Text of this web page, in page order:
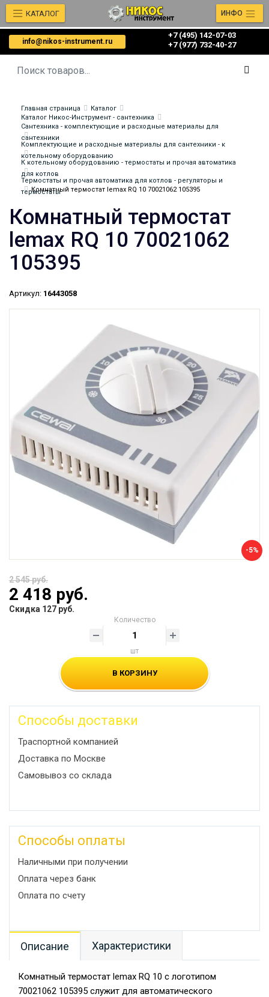
info@nikos-instrument.ru
+7 (495) 142-07-03
‎‎+7 (977) 732-40-27
КАТАЛОГ ИНФО
Главная страница
Каталог
Каталог Никос-Инструмент - сантехника
Сантехника - комплектующие и расходные материалы для
сантехники
Комплектующие и расходные материалы для сантехники - к
котельному оборудованию
К котельному оборудованию - термостаты и прочая автоматика
для котлов
Термостаты и прочая автоматика для котлов - регуляторы и
термостаты
Комнатный термостат lemax RQ 10 70021062 105395
Комнатный термостат
lemax RQ 10 70021062
105395
Артикул: 16443058
-5%
2 545 руб.
2 418 руб.
Скидка 127 руб.
Количество
шт
В КОРЗИНУ
Способы доставки
Траспортной компанией
Доставка по Москве
Самовывоз со склада
Способы оплаты
Наличными при получении
Оплата через банк
Оплата по счету
Описание Характеристики
Комнатный термостат lemax RQ 10 с логотипом
70021062 105395 служит для автоматического